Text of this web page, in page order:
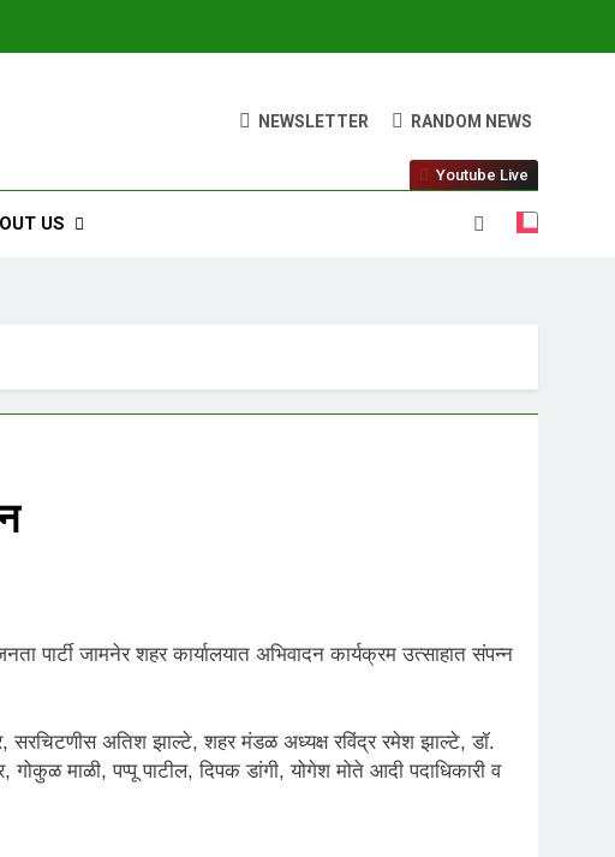
NEWSLETTER RANDOM NEWS
US
Youtube Live
पार्टी जामनेर शहर कार्यालयात अभिवादन कार्यक्रम उत्साहात संपन्न
सरचिटणीस अतिश झाल्टे, शहर मंडळ अध्यक्ष रविंद्र रमेश झाल्टे, डॉ.
माळी, पप्पू पाटील, दिपक डांगी, योगेश मोते आदी पदाधिकारी व